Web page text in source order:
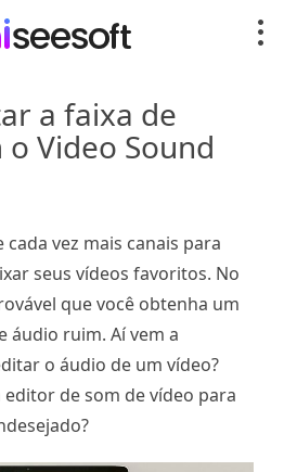
a faixa de
Video Sound
vez mais canais para
seus vídeos favoritos. No
que você obtenha um
áudio ruim. Aí vem a
o áudio de um vídeo?
de som de vídeo para